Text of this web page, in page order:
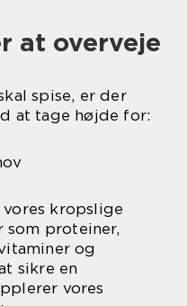
at overveje
spise, er der
at tage højde for:
kropslige
proteiner,
og
sikre en
vores